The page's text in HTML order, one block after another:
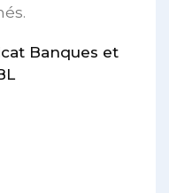
Banques et